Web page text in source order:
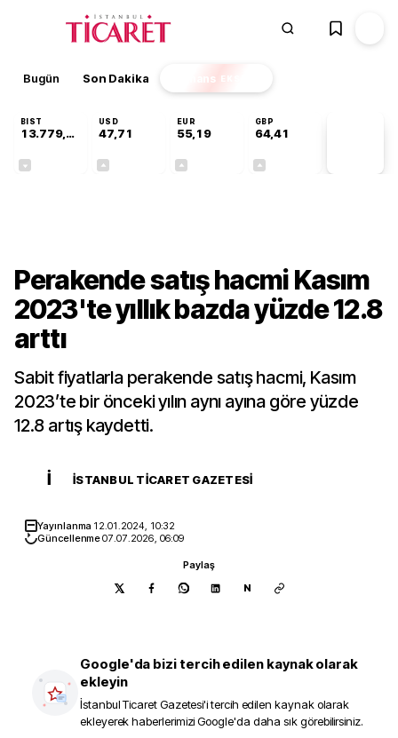
Bugün Son Dakika Finans EKSTRA
BIST
13.779,39
USD
47,71
EUR
55,19
GBP
64,41
Perakende satış hacmi Kasım
2023'te yıllık bazda yüzde 12.8
arttı
Sabit fiyatlarla perakende satış hacmi, Kasım
2023’te bir önceki yılın aynı ayına göre yüzde
12.8 artış kaydetti.
İ İSTANBUL TICARET GAZETESI
Yayınlanma 12.01.2024, 10:32
Güncellenme07.07.2026, 06:09
Paylaş
N
Google'da bizi tercih edilen kaynak olarak
ekleyin
İstanbul Ticaret Gazetesi'i tercih edilen kaynak olarak
ekleyerek haberlerimizi Google'da daha sık görebilirsiniz.